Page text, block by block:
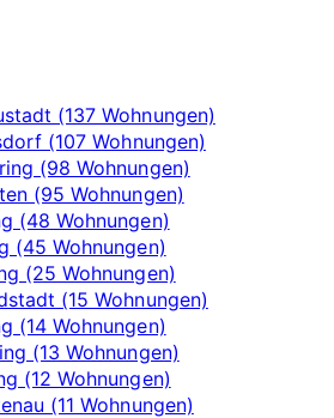
(137 Wohnungen)
(107 Wohnungen)
(98 Wohnungen)
(95 Wohnungen)
(48 Wohnungen)
(45 Wohnungen)
(25 Wohnungen)
(15 Wohnungen)
(14 Wohnungen)
(13 Wohnungen)
(12 Wohnungen)
(11 Wohnungen)